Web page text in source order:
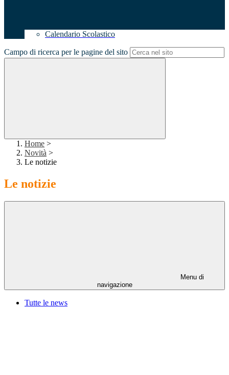
Calendario Scolastico
Campo di ricerca per le pagine del sito
Home >
Novità >
Le notizie
Le notizie
Menu di
navigazione
Tutte le news